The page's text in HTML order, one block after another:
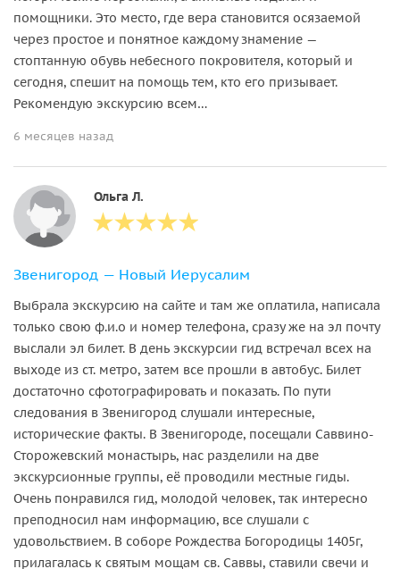
помощники. Это место, где вера становится осязаемой
через простое и понятное каждому знамение —
стоптанную обувь небесного покровителя, который и
сегодня, спешит на помощь тем, кто его призывает.
Рекомендую экскурсию всем…
6 месяцев назад
Ольга Л.
Звенигород — Новый Иерусалим
Выбрала экскурсию на сайте и там же оплатила, написала
только свою ф.и.о и номер телефона, сразу же на эл почту
выслали эл билет. В день экскурсии гид встречал всех на
выходе из ст. метро, затем все прошли в автобус. Билет
достаточно сфотографировать и показать. По пути
следования в Звенигород слушали интересные,
исторические факты. В Звенигороде, посещали Саввино-
Сторожевский монастырь, нас разделили на две
экскурсионные группы, её проводили местные гиды.
Очень понравился гид, молодой человек, так интересно
преподносил нам информацию, все слушали с
удовольствием. В соборе Рождества Богородицы 1405г,
прилагалась к святым мощам св. Саввы, ставили свечи и